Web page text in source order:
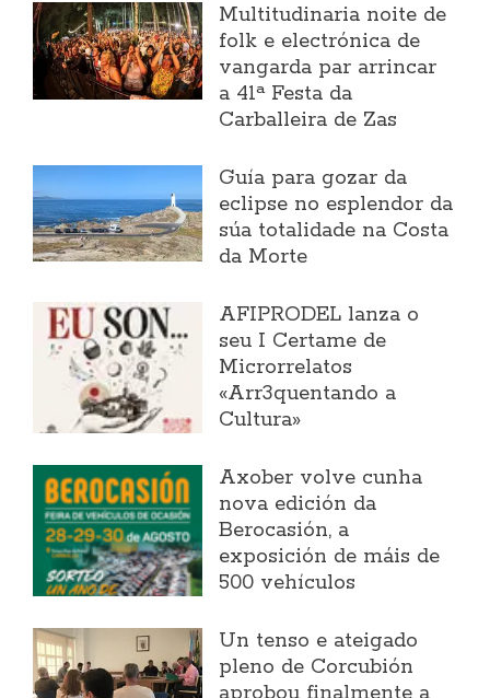
Multitudinaria noite de
folk e electrónica de
vangarda par arrincar
a 41ª Festa da
Carballeira de Zas
Guía para gozar da
eclipse no esplendor da
súa totalidade na Costa
da Morte
AFIPRODEL lanza o
seu I Certame de
Microrrelatos
«Arr3quentando a
Cultura»
Axober volve cunha
nova edición da
Berocasión, a
exposición de máis de
500 vehículos
Un tenso e ateigado
pleno de Corcubión